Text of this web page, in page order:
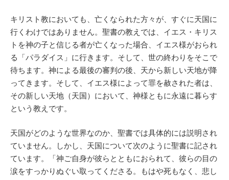
キリスト教においても、亡くなられた方々が、すぐに天国に
行くわけではありません。聖書の教えでは、イエス・キリス
トを神の子と信じる者が亡くなった場合、イエス様がおられ
る「パラダイス」に行きます。そして、世の終わりをそこで
待ちます。神による最後の審判の後、天から新しい天地が降
ってきます。そして、イエス様によって罪を赦された者は、
その新しい天地（天国）において、神様ともに永遠に暮らす
という教えです。
天国がどのような世界なのか、聖書では具体的には説明され
ていません。しかし、天国について次のように聖書に記され
ています。「神ご自身が彼らとともにおられて、彼らの目の
涙をすっかりぬぐい取ってくださる。もはや死もなく、悲し